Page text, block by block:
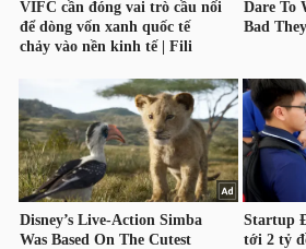
YẾU
TIÊU
DÙNG
THIẾT
YẾU